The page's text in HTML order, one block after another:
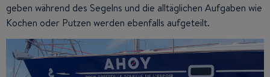
geben während des Segelns und die alltäglichen Aufgaben wie
Kochen oder Putzen werden ebenfalls aufgeteilt.